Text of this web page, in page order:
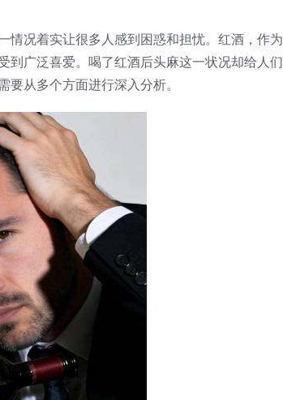
情况着实让很多人感到困惑和担忧。红酒，作为
到广泛喜爱。喝了红酒后头麻这一状况却给人们
从多个方面进行深入分析。